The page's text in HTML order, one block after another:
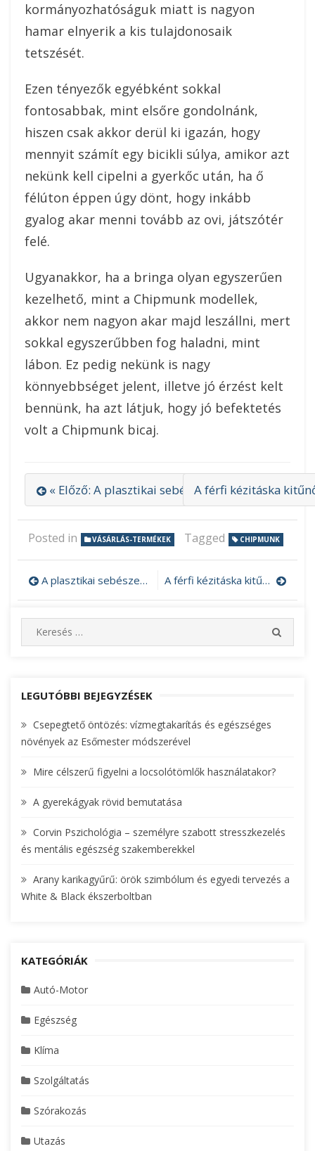
kormányozhatóságuk miatt is nagyon
hamar elnyerik a kis tulajdonosaik
tetszését.
Ezen tényezők egyébként sokkal
fontosabbak, mint elsőre gondolnánk,
hiszen csak akkor derül ki igazán, hogy
mennyit számít egy bicikli súlya, amikor azt
nekünk kell cipelni a gyerkőc után, ha ő
félúton éppen úgy dönt, hogy inkább
gyalog akar menni tovább az ovi, játszótér
felé.
Ugyanakkor, ha a bringa olyan egyszerűen
kezelhető, mint a Chipmunk modellek,
akkor nem nagyon akar majd leszállni, mert
sokkal egyszerűbben fog haladni, mint
lábon. Ez pedig nekünk is nagy
könnyebbséget jelent, illetve jó érzést kelt
bennünk, ha azt látjuk, hogy jó befektetés
volt a Chipmunk bicaj.
« Előző: A plasztikai sebészet az ember
A férfi kézitáska
Posted in VÁSÁRLÁS-TERMÉKEK Tagged CHIPMUNK
Bejegyzés
navigáció
A plasztikai sebészet az ember önértékelésén is segíthet A férfi kézitáska kitűnő ajándék
e
c
f
o
:
E
LEGUTÓBBI BEJEGYZÉSEK
Csepegtető öntözés: vízmegtakarítás és egészséges
növények az Esőmester módszerével
Mire célszerű figyelni a locsolótömlők használatakor?
A gyerekágyak rövid bemutatása
Corvin Pszichológia – személyre szabott stresszkezelés
és mentális egészség szakemberekkel
Arany karikagyűrű: örök szimbólum és egyedi tervezés a
White & Black ékszerboltban
KATEGÓRIÁK
Autó-Motor
Egészség
Klíma
Szolgáltatás
Szórakozás
Utazás